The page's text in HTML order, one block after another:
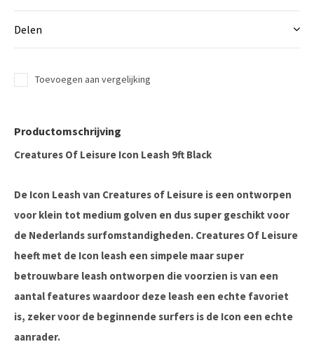
Delen
Toevoegen aan vergelijking
Productomschrijving
Creatures Of Leisure Icon Leash 9ft Black
De Icon Leash van Creatures of Leisure is een ontworpen
voor klein tot medium golven en dus super geschikt voor
de Nederlands surfomstandigheden. Creatures Of Leisure
heeft met de Icon leash een simpele maar super
betrouwbare leash ontworpen die voorzien is van een
aantal features waardoor deze leash een echte favoriet
is, zeker voor de beginnende surfers is de Icon een echte
aanrader.